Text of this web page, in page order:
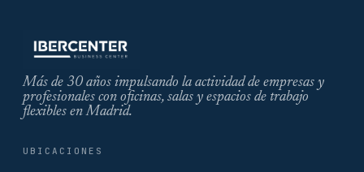
Más de 30 años impulsando la actividad de empresas y
profesionales con oficinas, salas y espacios de trabajo
flexibles en Madrid.
UBICACIONES